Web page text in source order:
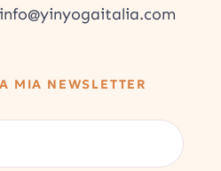
MIA NEWSLETTER